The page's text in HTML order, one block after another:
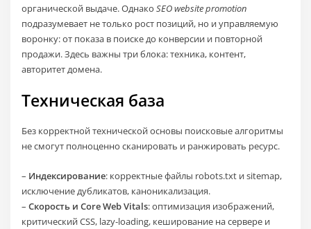
органической выдаче. ОднакоSEO website promotion
подразумевает не только рост позиций, но и управляемую
воронку: от показа в поиске до конверсии и повторной
продажи. Здесь важны три блока: техника, контент,
авторитет домена.
Техническая база
Без корректной технической основы поисковые алгоритмы
не смогут полноценно сканировать и ранжировать ресурс.
– Индексирование: корректные файлы robots.txt и sitemap,
исключение дубликатов, каноникализация.
–Скорость и Core Web Vitals: оптимизация изображений,
критический CSS, lazy‑loading, кеширование на сервере и